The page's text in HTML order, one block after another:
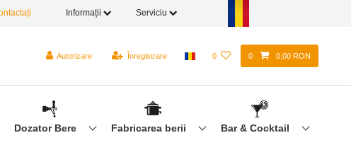
Informații Serviciu
Autorizare Înregistrare 0 0 0,00 RON
Dozator Bere Fabricarea berii Bar & Cocktail